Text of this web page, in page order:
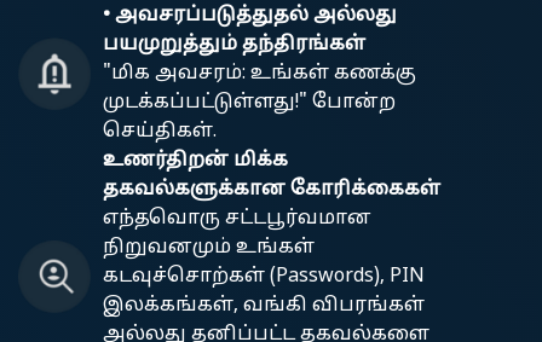
• அவசரப்படுத்துதல் அல்லது
பயமுறுத்தும் தந்திரங்கள்
"மிக அவசரம்: உங்கள் கணக்கு
முடக்கப்பட்டுள்ளது!" போன்ற
செய்திகள்.
உணர்திறன் மிக்க
தகவல்களுக்கான கோரிக்கைகள்
எந்தவொரு சட்டபூர்வமான
நிறுவனமும் உங்கள்
கடவுச்சொற்கள் (Passwords), PIN
இலக்கங்கள், வங்கி விபரங்கள்
அல்லது தனிப்பட்ட தகவல்களை